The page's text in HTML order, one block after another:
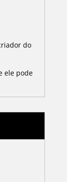
do
ele pode